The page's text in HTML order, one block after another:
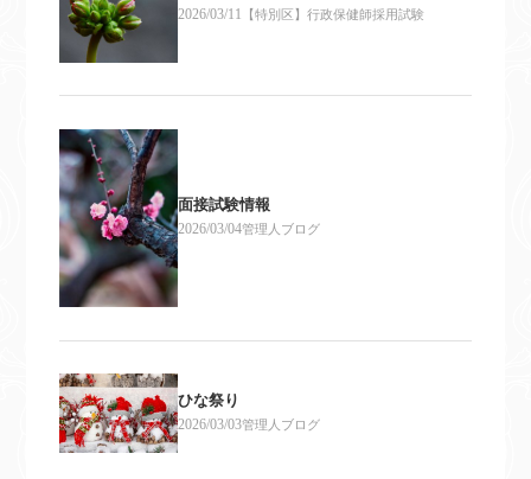
2026/03/11 【特別区】行政保健師採用試験
面接試験情報
2026/03/04管理人ブログ
ひな祭り
2026/03/03管理人ブログ